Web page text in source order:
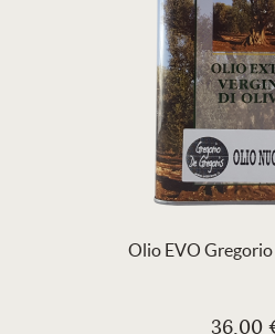
Olio EVO
36,00